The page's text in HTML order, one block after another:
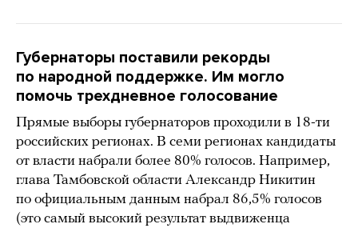
Губернаторы поставили рекорды
по народной поддержке. Им могло
помочь трехдневное голосование
Прямые выборы губернаторов проходили в 18-ти
российских регионах. В семи регионах кандидаты
от власти набрали более 80% голосов. Например,
глава Тамбовской области Александр Никитин
по официальным данным набрал 86,5% голосов
(это самый высокий результат выдвиженца